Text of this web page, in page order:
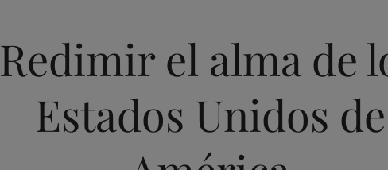
Redimir el alma de
Estados Unidos de